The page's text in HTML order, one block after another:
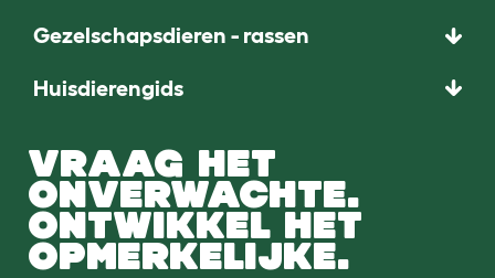
Gezelschapsdieren - rassen
Huisdierengids
VRAAG HET
ONVERWACHTE.
ONTWIKKEL HET
OPMERKELIJKE.